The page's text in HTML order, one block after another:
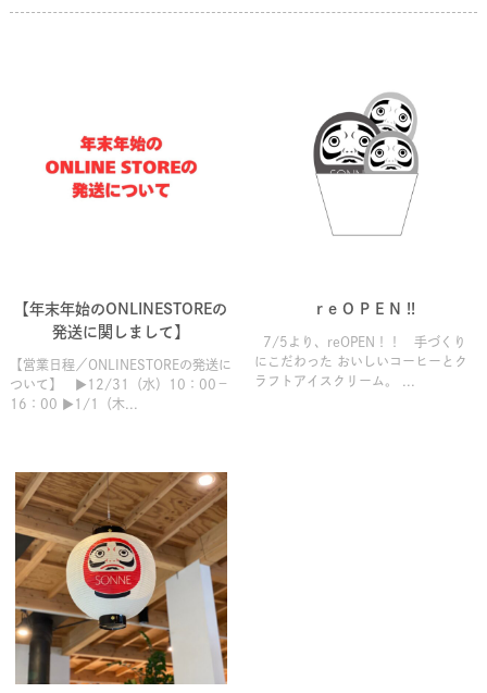
【年末年始のONLINESTOREの
発送に関しまして】
【営業日程／ONLINESTOREの発送に
ついて】 ▶12/31（水）10：00－
16：00 ▶1/1（木...
r e O P E N !!
7/5より、reOPEN！！ 手づくり
にこだわった おいしいコーヒーとク
ラフトアイスクリーム。 ...